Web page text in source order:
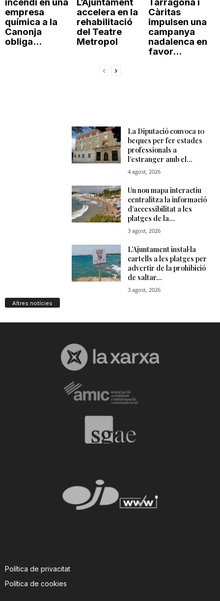
incendi en una
empresa
química a la
Canonja
obliga...
L’Ajuntament
accelera en la
rehabilitació
del Teatre
Metropol
Tarragona i
Càritas
impulsen una
campanya
nadalenca en
favor...
Altres notícies
Política de privacitat
Política de cookies